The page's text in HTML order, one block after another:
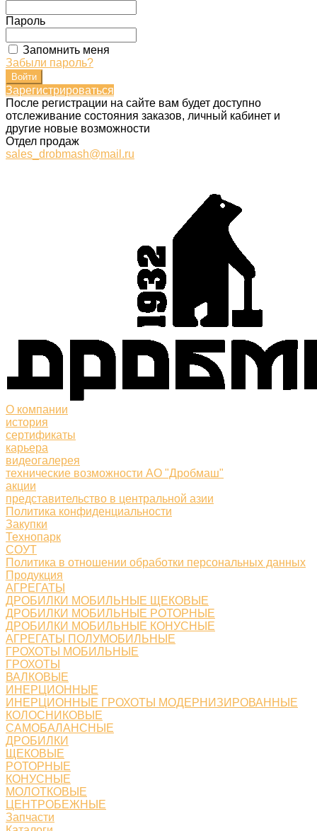
Пароль
Запомнить меня
Забыли пароль?
Зарегистрироваться
После регистрации на сайте вам будет доступно
отслеживание состояния заказов, личный кабинет и
другие новые возможности
Отдел продаж
sales_drobmash@mail.ru
О компании
история
сертификаты
карьера
видеогалерея
технические возможности АО "Дробмаш"
акции
представительство в центральной азии
Политика конфиденциальности
Закупки
Технопарк
СОУТ
Политика в отношении обработки персональных данных
Продукция
АГРЕГАТЫ
ДРОБИЛКИ МОБИЛЬНЫЕ ЩЕКОВЫЕ
ДРОБИЛКИ МОБИЛЬНЫЕ РОТОРНЫЕ
ДРОБИЛКИ МОБИЛЬНЫЕ КОНУСНЫЕ
АГРЕГАТЫ ПОЛУМОБИЛЬНЫЕ
ГРОХОТЫ МОБИЛЬНЫЕ
ГРОХОТЫ
ВАЛКОВЫЕ
ИНЕРЦИОННЫЕ
ИНЕРЦИОННЫЕ ГРОХОТЫ МОДЕРНИЗИРОВАННЫЕ
КОЛОСНИКОВЫЕ
САМОБАЛАНСНЫЕ
ДРОБИЛКИ
ЩЕКОВЫЕ
РОТОРНЫЕ
КОНУСНЫЕ
МОЛОТКОВЫЕ
ЦЕНТРОБЕЖНЫЕ
Запчасти